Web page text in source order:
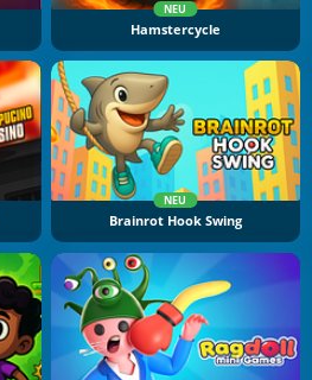
NEU
Hamstercycle
NEU
Brainrot Hook Swing